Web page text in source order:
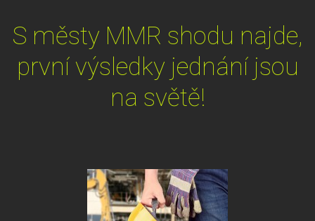
S městy MMR shodu najde,
první výsledky jednání jsou
na světě!